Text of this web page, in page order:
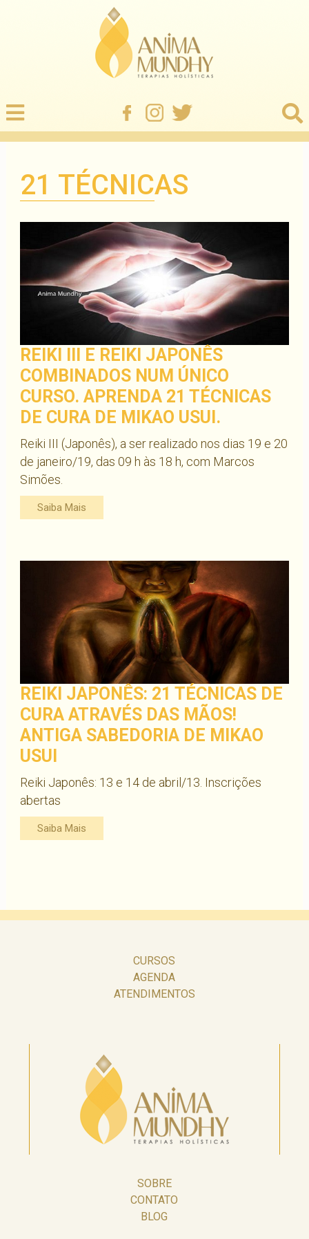
21 TÉCNICAS
REIKI III E REIKI JAPONÊS
COMBINADOS NUM ÚNICO
CURSO. APRENDA 21 TÉCNICAS
DE CURA DE MIKAO USUI.
Reiki III (Japonês), a ser realizado nos dias 19 e 20
de janeiro/19, das 09 h às 18 h, com Marcos
Simões.
Saiba Mais
REIKI JAPONÊS: 21 TÉCNICAS DE
CURA ATRAVÉS DAS MÃOS!
ANTIGA SABEDORIA DE MIKAO
USUI
Reiki Japonês: 13 e 14 de abril/13. Inscrições
abertas
Saiba Mais
CURSOS
AGENDA
ATENDIMENTOS
SOBRE
CONTATO
BLOG